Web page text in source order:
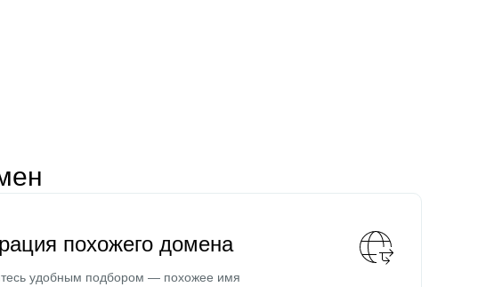
похожего домена
удобным подбором — похожее имя